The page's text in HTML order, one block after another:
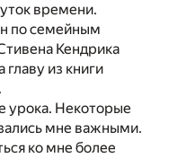
времени.
по семейным
Кендрика
из книги
урока. Некоторые
мне важными.
ко мне более